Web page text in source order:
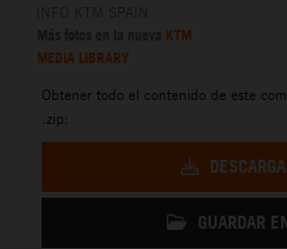
KTM
MEDIA LIBRARY
Obtener todo el contenido de este
.zip:
GUARDAR